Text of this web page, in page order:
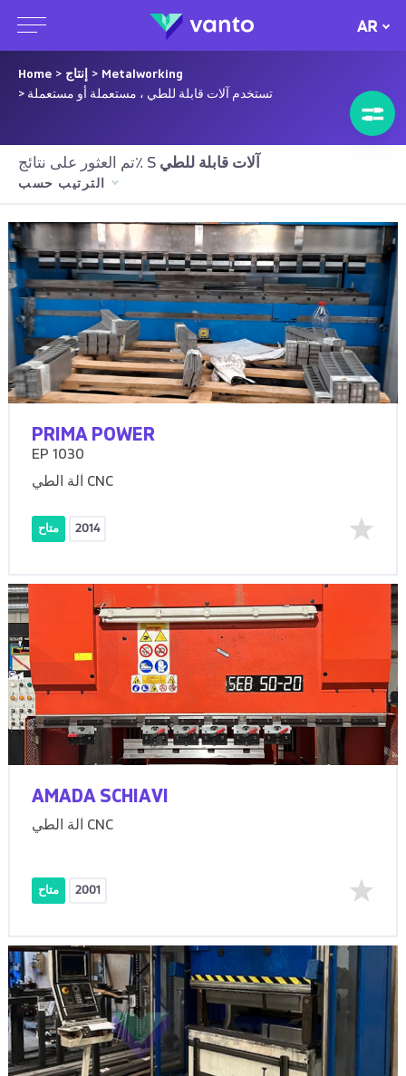
AR
Home > إنتاج > Metalworking
> تستخدم آلات قابلة للطي ، مستعملة أو مستعملة
تم العثور على نتائج٪ S آلات قابلة للطي
الترتيب حسب
PRIMA POWER
EP 1030
آلة الطي CNC
متاح 2014
AMADA SCHIAVI
آلة الطي CNC
متاح 2001